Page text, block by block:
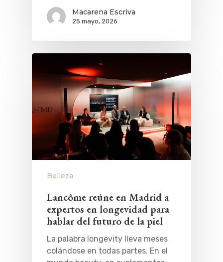
Macarena Escriva
25 mayo, 2026
Belleza
Lancôme reúne en Madrid a
expertos en longevidad para
hablar del futuro de la piel
La palabra longevity lleva meses
colándose en todas partes. En el